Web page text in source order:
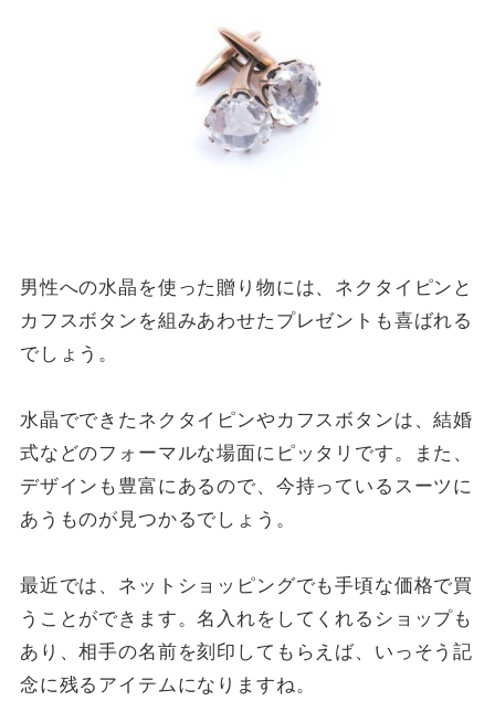
男性への水晶を使った贈り物には、ネクタイピンと
カフスボタンを組みあわせたプレゼントも喜ばれる
でしょう。
水晶でできたネクタイピンやカフスボタンは、結婚
式などのフォーマルな場面にピッタリです。また、
デザインも豊富にあるので、今持っているスーツに
あうものが見つかるでしょう。
最近では、ネットショッピングでも手頃な価格で買
うことができます。名入れをしてくれるショップも
あり、相手の名前を刻印してもらえば、いっそう記
念に残るアイテムになりますね。